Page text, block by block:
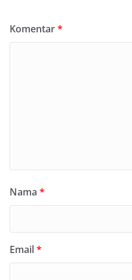
Komentar*
Nama *
Email*